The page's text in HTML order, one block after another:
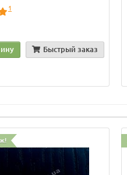
1
Быстрый заказ